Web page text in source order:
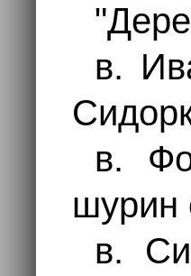
в.
в.
шурин
в.